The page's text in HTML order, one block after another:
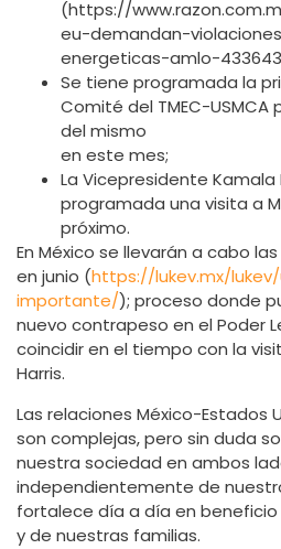
(https://
eu-demandan-
energeticas-amlo-
Se tiene programada la
Comité del TMEC-
del mismo
en este mes;
La Vicepresidente Kamala
programada una visita a
próximo.
En México se llevarán a cabo
en junio (https://lukev.mx/
importante/); proceso donde
nuevo contrapeso en el Poder
coincidir en el tiempo con la
Harris.
Las relaciones México-Estados
son complejas, pero sin duda
nuestra sociedad en ambos
independientemente de
fortalece día a día en
y de nuestras familias.